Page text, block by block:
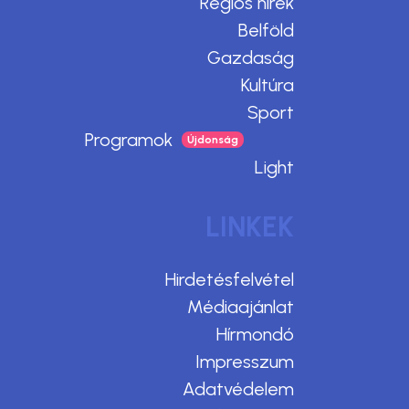
Belföld
Gazdaság
Kultúra
Sport
Programok
Light
LINKEK
Hirdetésfelvétel
Médiaajánlat
Hírmondó
Impresszum
Adatvédelem